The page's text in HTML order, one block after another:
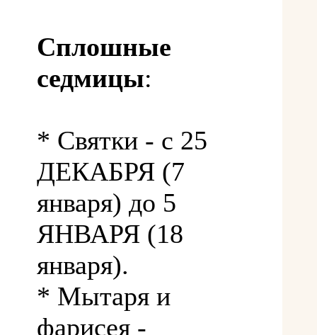
Сплошные
седмицы:
* Святки - с 25
ДЕКАБРЯ (7
января) до 5
ЯНВАРЯ (18
января).
* Мытаря и
фарисея -